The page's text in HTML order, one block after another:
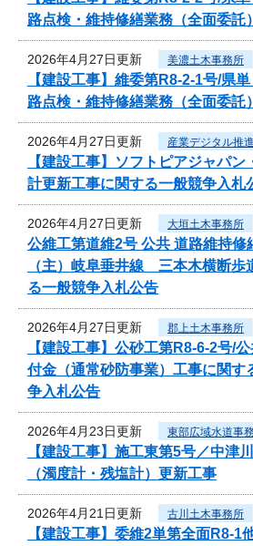
路点検・維持修繕業務（全面委託
2026年4月27日更新 美濃土木事務所
【建設工事】維委第R8-2-1号/県
路点検・維持修繕業務（全面委託
2026年4月27日更新 産業デジタル推
【建設工事】ソフトピアジャパ
計更新工事に関する一般競争入札
2026年4月27日更新 大垣土木事務所
公維工第道維2号 公共 道路維持修
（主）岐阜垂井線 三本木横断歩
る一般競争入札公告
2026年4月27日更新 郡上土木事務所
【建設工事】公砂工第R8-6-2号/
付金（通常砂防事業）工事に関す
争入札公告
2026年4月23日更新 東部広域水道事
【建設工事】施工東第5号／中津
（濁度計・残塩計）更新工事
2026年4月21日更新 古川土木事務所
【建設工事】委維2単第全面